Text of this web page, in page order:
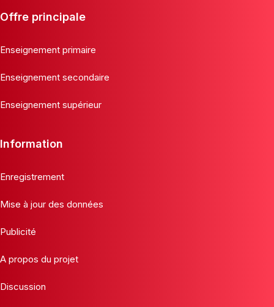
Offre principale
Enseignement primaire
Enseignement secondaire
Enseignement supérieur
Information
Enregistrement
Mise à jour des données
Publicité
A propos du projet
Discussion